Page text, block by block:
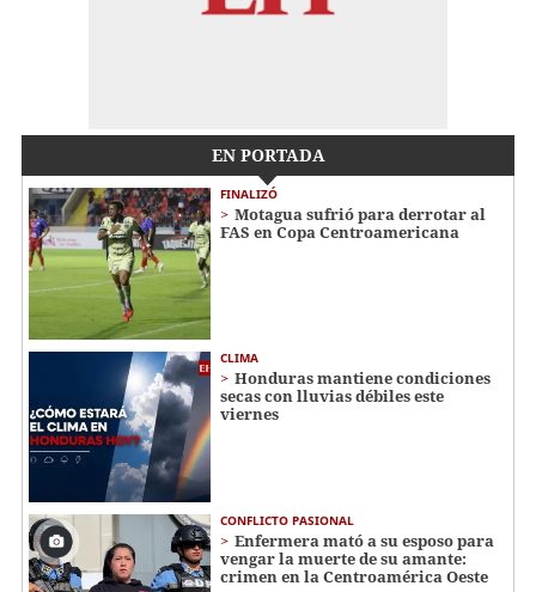
EN PORTADA
FINALIZÓ
Motagua sufrió para derrotar al
FAS en Copa Centroamericana
CLIMA
Honduras mantiene condiciones
secas con lluvias débiles este
viernes
CONFLICTO PASIONAL
Enfermera mató a su esposo para
vengar la muerte de su amante:
crimen en la Centroamérica Oeste